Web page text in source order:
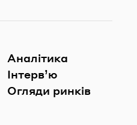
Аналітика
Інтерв’ю
Огляди ринків